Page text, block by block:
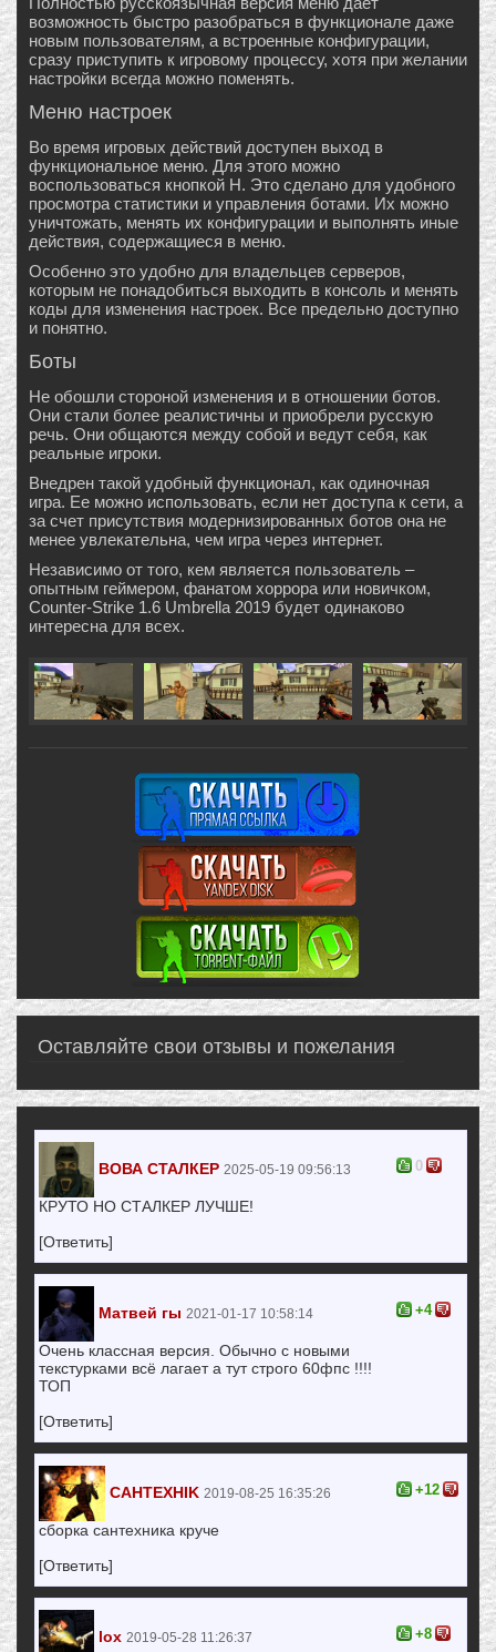
возможность быстро разобраться в функционале даже
новым пользователям, а встроенные конфигурации,
сразу приступить к игровому процессу, хотя при желании
настройки всегда можно поменять.
Меню настроек
Во время игровых действий доступен выход в
функциональное меню. Для этого можно
воспользоваться кнопкой H. Это сделано для удобного
просмотра статистики и управления ботами. Их можно
уничтожать, менять их конфигурации и выполнять иные
действия, содержащиеся в меню.
Особенно это удобно для владельцев серверов,
которым не понадобиться выходить в консоль и менять
коды для изменения настроек. Все предельно доступно
и понятно.
Боты
Не обошли стороной изменения и в отношении ботов.
Они стали более реалистичны и приобрели русскую
речь. Они общаются между собой и ведут себя, как
реальные игроки.
Внедрен такой удобный функционал, как одиночная
игра. Ее можно использовать, если нет доступа к сети, а
за счет присутствия модернизированных ботов она не
менее увлекательна, чем игра через интернет.
Независимо от того, кем является пользователь –
опытным геймером, фанатом хоррора или новичком,
Counter-Strike 1.6 Umbrella 2019 будет одинаково
интересна для всех.
Оставляйте свои отзывы и пожелания
ВОВА СТАЛКЕР 2025-05-19 09:56:13
КРУТО НО СТАЛКЕР ЛУЧШЕ!
[Ответить]
0
Матвей гы 2021-01-17 10:58:14
Очень классная версия. Обычно с новыми
текстурками всё лагает а тут строго 60фпс !!!!
ТОП
[Ответить]
+4
CAHTEXHIK 2019-08-25 16:35:26
сборка сантехника круче
[Ответить]
+12
lox 2019-05-28 11:26:37 +8